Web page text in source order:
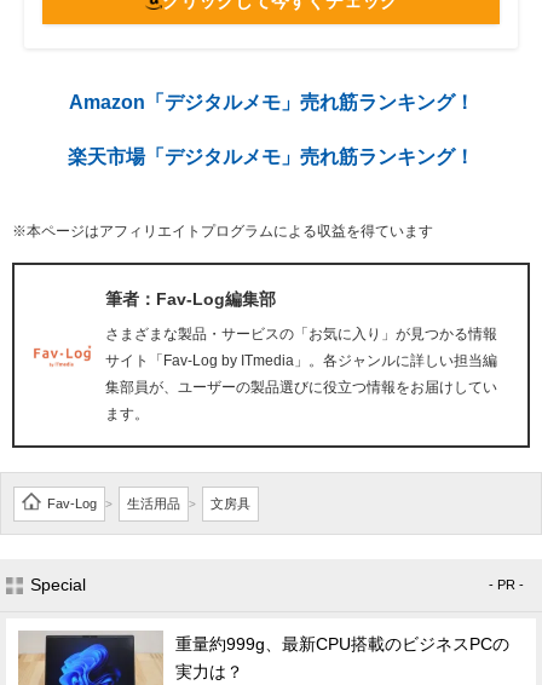
Amazon「デジタルメモ」売れ筋ランキング！
楽天市場「デジタルメモ」売れ筋ランキング！
※本ページはアフィリエイトプログラムによる収益を得ています
筆者：Fav-Log編集部
さまざまな製品・サービスの「お気に入り」が見つかる情報
サイト「Fav-Log by ITmedia」。各ジャンルに詳しい担当編
集部員が、ユーザーの製品選びに役立つ情報をお届けしてい
ます。
Fav-Log > 生活用品 > 文房具
Special - PR -
重量約999g、最新CPU搭載のビジネスPCの
実力は？